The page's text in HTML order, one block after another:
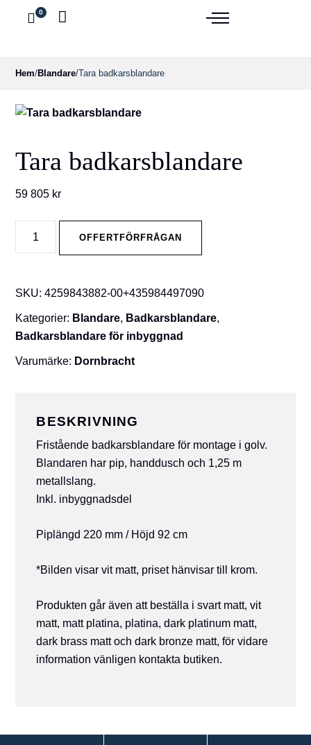
0
Hem/Blandare/Tara badkarsblandare
Tara badkarsblandare
59 805 kr
OFFERTFÖRFRÅGAN
SKU:4259843882-00+435984497090
Kategorier: Blandare, Badkarsblandare,
Badkarsblandare för inbyggnad
Varumärke: Dornbracht
BESKRIVNING
Fristående badkarsblandare för montage i golv.
Blandaren har pip, handdusch och 1,25 m
metallslang.
Inkl. inbyggnadsdel
Piplängd 220 mm / Höjd 92 cm
*Bilden visar vit matt, priset hänvisar till krom.
Produkten går även att beställa i svart matt, vit
matt, matt platina, platina, dark platinum matt,
dark brass matt och dark bronze matt, för vidare
information vänligen kontakta butiken.